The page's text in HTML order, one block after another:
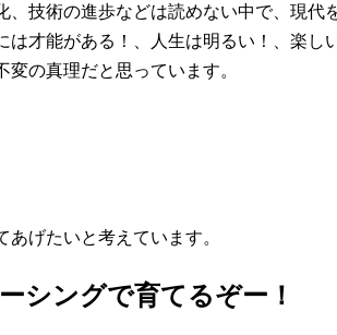
、技術の進歩などは読めない中で、現代
才能がある！、人生は明るい！、楽し
の真理だと思っています。
げたいと考えています。
シングで育てるぞー！